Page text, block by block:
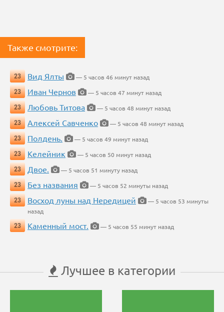
Также смотрите:
23 Вид Ялты
— 5 часов 46 минут назад
23
Иван Чернов
— 5 часов 47 минут назад
23
Любовь Титова
— 5 часов 48 минут назад
23
Алексей Савченко
— 5 часов 48 минут назад
23
Полдень.
— 5 часов 49 минут назад
23
Келейник
— 5 часов 50 минут назад
23
Двое.
— 5 часов 51 минуту назад
23
Без названия
— 5 часов 52 минуты назад
23
Восход луны над Нередицей
— 5 часов 53 минуты
назад
23
Каменный мост. — 5 часов 55 минут назад
Лучшее в категории